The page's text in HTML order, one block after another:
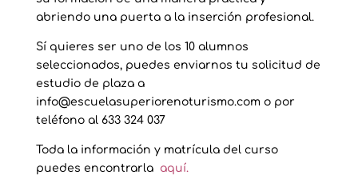
abriendo una puerta a la inserción profesional.
Sí quieres ser uno de los 10 alumnos
seleccionados, puedes enviarnos tu solicitud de
estudio de plaza a
info@escuelasuperiorenoturismo.com o por
teléfono al 633 324 037
Toda la información y matrícula del curso
puedes encontrarla aquí.